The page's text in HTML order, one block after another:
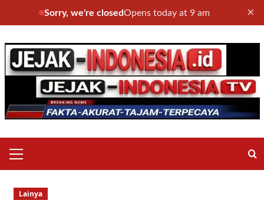
Sorry, we're closedOpens today at 9 am ×
to
content
Menu
Lainya